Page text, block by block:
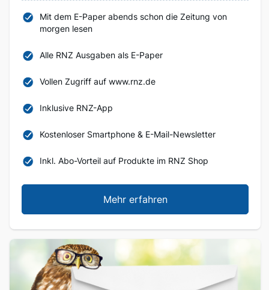
Mit dem E-Paper abends schon die Zeitung von
morgen lesen
Alle RNZ Ausgaben als E-Paper
Vollen Zugriff auf www.rnz.de
Inklusive RNZ-App
Kostenloser Smartphone & E-Mail-Newsletter
Inkl. Abo-Vorteil auf Produkte im RNZ Shop
Mehr erfahren